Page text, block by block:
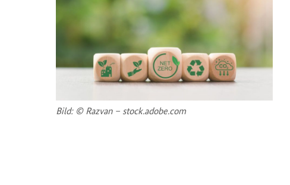
Bild: © Raz­van – stock.adobe.com